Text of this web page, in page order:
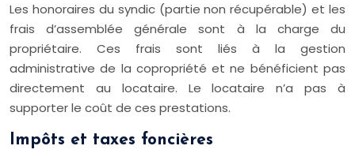
Les honoraires du syndic (partie non récupérable) et les
frais d’assemblée générale sont à la charge du
propriétaire. Ces frais sont liés à la gestion
administrative de la copropriété et ne bénéficient pas
directement au locataire. Le locataire n’a pas à
supporter le coût de ces prestations.
Impôts et taxes foncières